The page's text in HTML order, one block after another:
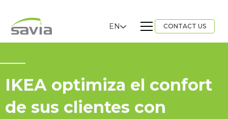
EN CONTACT US
IKEA optimiza el confort
de sus clientes con